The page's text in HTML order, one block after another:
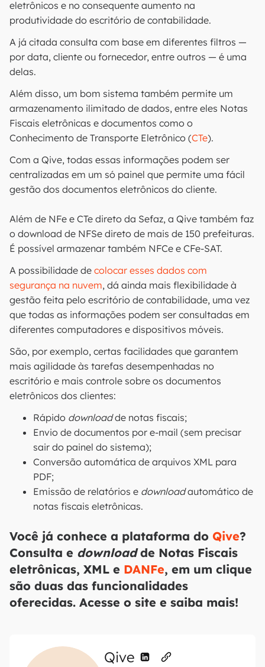
eletrônicos e no consequente aumento na
produtividade do escritório de contabilidade.
A já citada consulta com base em diferentes filtros —
por data, cliente ou fornecedor, entre outros — é uma
delas.
Além disso, um bom sistema também permite um
armazenamento ilimitado de dados, entre eles Notas
Fiscais eletrônicas e documentos como o
Conhecimento de Transporte Eletrônico (CTe).
Com a Qive, todas essas informações podem ser
centralizadas em um só painel que permite uma fácil
gestão dos documentos eletrônicos do cliente.
Além de NFe e CTe direto da Sefaz, a Qive também faz
o download de NFSe direto de mais de 150 prefeituras.
É possível armazenar também NFCe e CFe-SAT.
A possibilidade de colocar esses dados com
segurança na nuvem, dá ainda mais flexibilidade à
gestão feita pelo escritório de contabilidade, uma vez
que todas as informações podem ser consultadas em
diferentes computadores e dispositivos móveis.
São, por exemplo, certas facilidades que garantem
mais agilidade às tarefas desempenhadas no
escritório e mais controle sobre os documentos
eletrônicos dos clientes:
Rápido downloadde notas fiscais;
Envio de documentos por e-mail (sem precisar
sair do painel do sistema);
Conversão automática de arquivos XML para
PDF;
Emissão de relatórios e downloadautomático de
notas fiscais eletrônicas.
Você já conhece a plataforma do Qive?
Consulta e downloadde Notas Fiscais
eletrônicas, XML e DANFe, em um clique
são duas das funcionalidades
oferecidas. Acesse o site e saiba mais!
Qive